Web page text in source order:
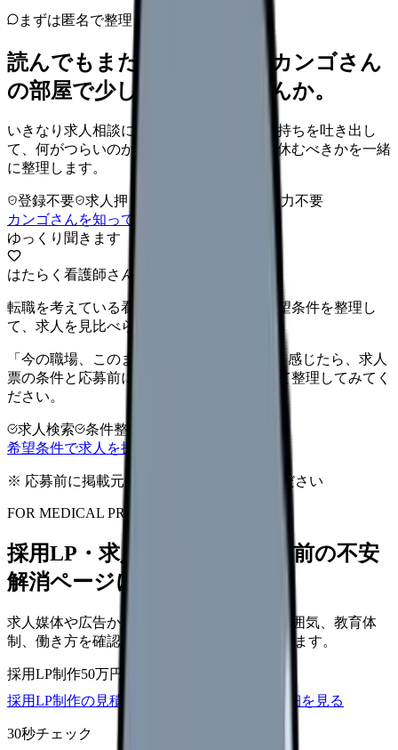
まずは匿名で整理
読んでもまだ苦しいなら、カンゴさん
の部屋で少し話してみませんか。
いきなり求人相談には進みません。今の気持ちを吐き出し
て、何がつらいのか、辞めるべきか、少し休むべきかを一緒
に整理します。
登録不要 求人押し売りなし
病院名は入力不要
カンゴさんを知ってから相談する
ゆっくり聞きます
はたらく看護師さん 求人
転職を考えている看護師さんへ。まずは希望条件を整理し
て、求人を見比べられます。
「今の職場、このままでいいのかな...」そう感じたら、求人
票の条件と応募前に確認したい不安を分けて整理してみてく
ださい。
求人検索 条件整理
希望条件で求人を探す
※ 応募前に掲載元の最新情報を確認してください
FOR MEDICAL PROVIDERS
採用LP・求人ページを、応募前の不安
解消ページにできます
求人媒体や広告から来た看護師が、職場の雰囲気、教育体
制、働き方を確認して応募できるLPを設計します。
採用LP制作50万円〜
採用LP制作の見積もりを依頼
サービス詳細を見る
30秒チェック